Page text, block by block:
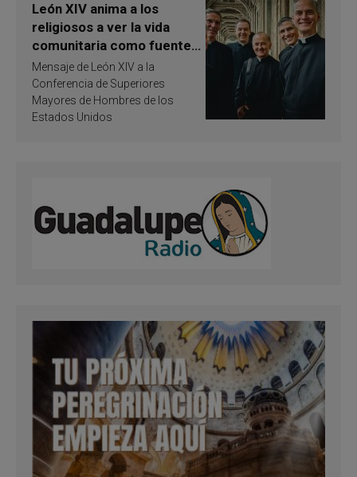
León XIV anima a los
religiosos a ver la vida
comunitaria como fuente
de inspiración y
santificación
Mensaje de León XIV a la
Conferencia de Superiores
Mayores de Hombres de los
Estados Unidos